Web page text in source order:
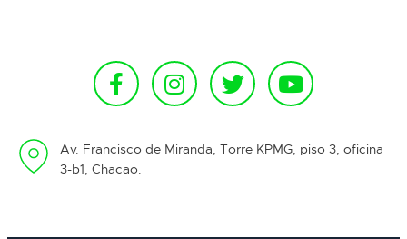
Av. Francisco de Miranda, Torre KPMG, piso 3, oficina
3-b1, Chacao.